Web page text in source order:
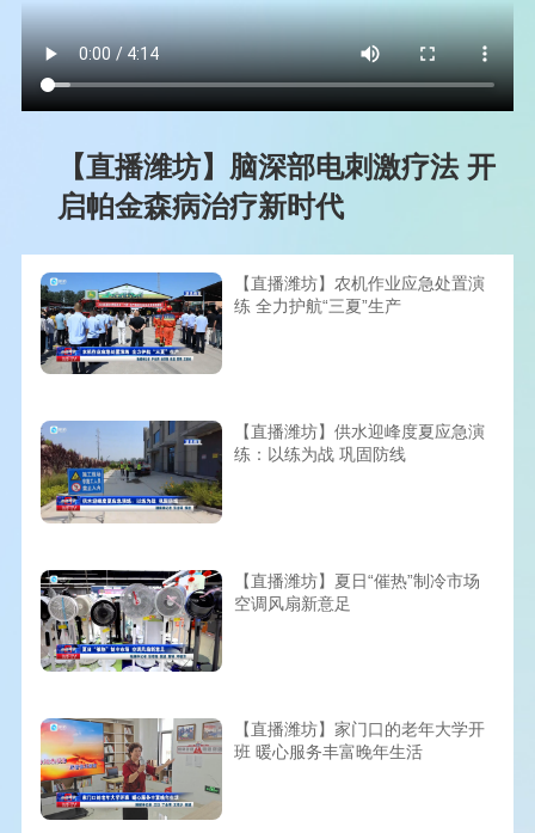
【直播潍坊】脑深部电刺激疗法 开
启帕金森病治疗新时代
【直播潍坊】农机作业应急处置演
练 全力护航“三夏”生产
【直播潍坊】供水迎峰度夏应急演
练：以练为战 巩固防线
【直播潍坊】夏日“催热”制冷市场
空调风扇新意足
【直播潍坊】家门口的老年大学开
班 暖心服务丰富晚年生活